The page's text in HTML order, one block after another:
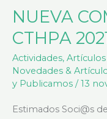
NUEVA
CTHPA
Actividades,
Novedades &
y Publicamos /13
Estimados Soci@s
NUEVA
COMISIÓN
DIRECTIVA
CTHPA
2021-